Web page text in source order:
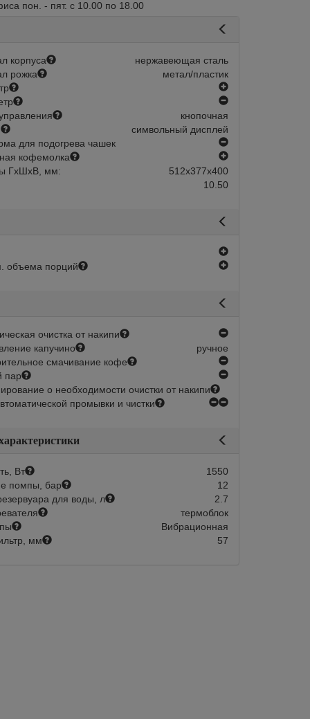
полированным
Под заказ:
Арт.:8170/M
Темпер из
нержавеющей стали,
плоский Ø 57 Motta
пон. - пят. с 10.00 по 18.00
корпуса
нержавеющая сталь
рожка
метал/пластик
есть
нет
кнопочная
символьный дисплей
для подогрева чашек
нет
кофемолка
есть
ГхШхВ, мм:
512х377х400
10.50
есть
объема порций
есть
очистка от накипи
нет
капучино
ручное
смачивание кофе
нет
пар
нет
о необходимости очистки от накипи
нет
промывки и чистки нет
Вт
1550
помпы, бар
12
для воды, л
2.7
термоблок
Вибрационная
мм
57